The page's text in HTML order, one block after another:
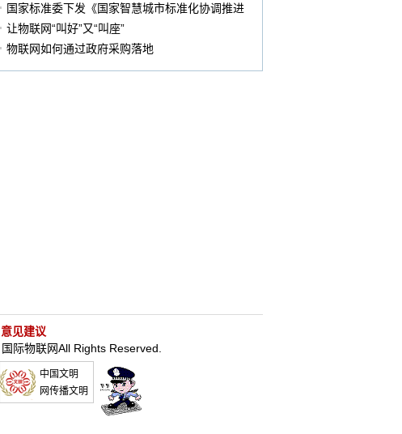
国家标准委下发《国家智慧城市标准化协调推进
组的通知》
让物联网“叫好”又“叫座”
物联网如何通过政府采购落地
意见建议
国际物联网All Rights Reserved.
中国文明
网传播文明